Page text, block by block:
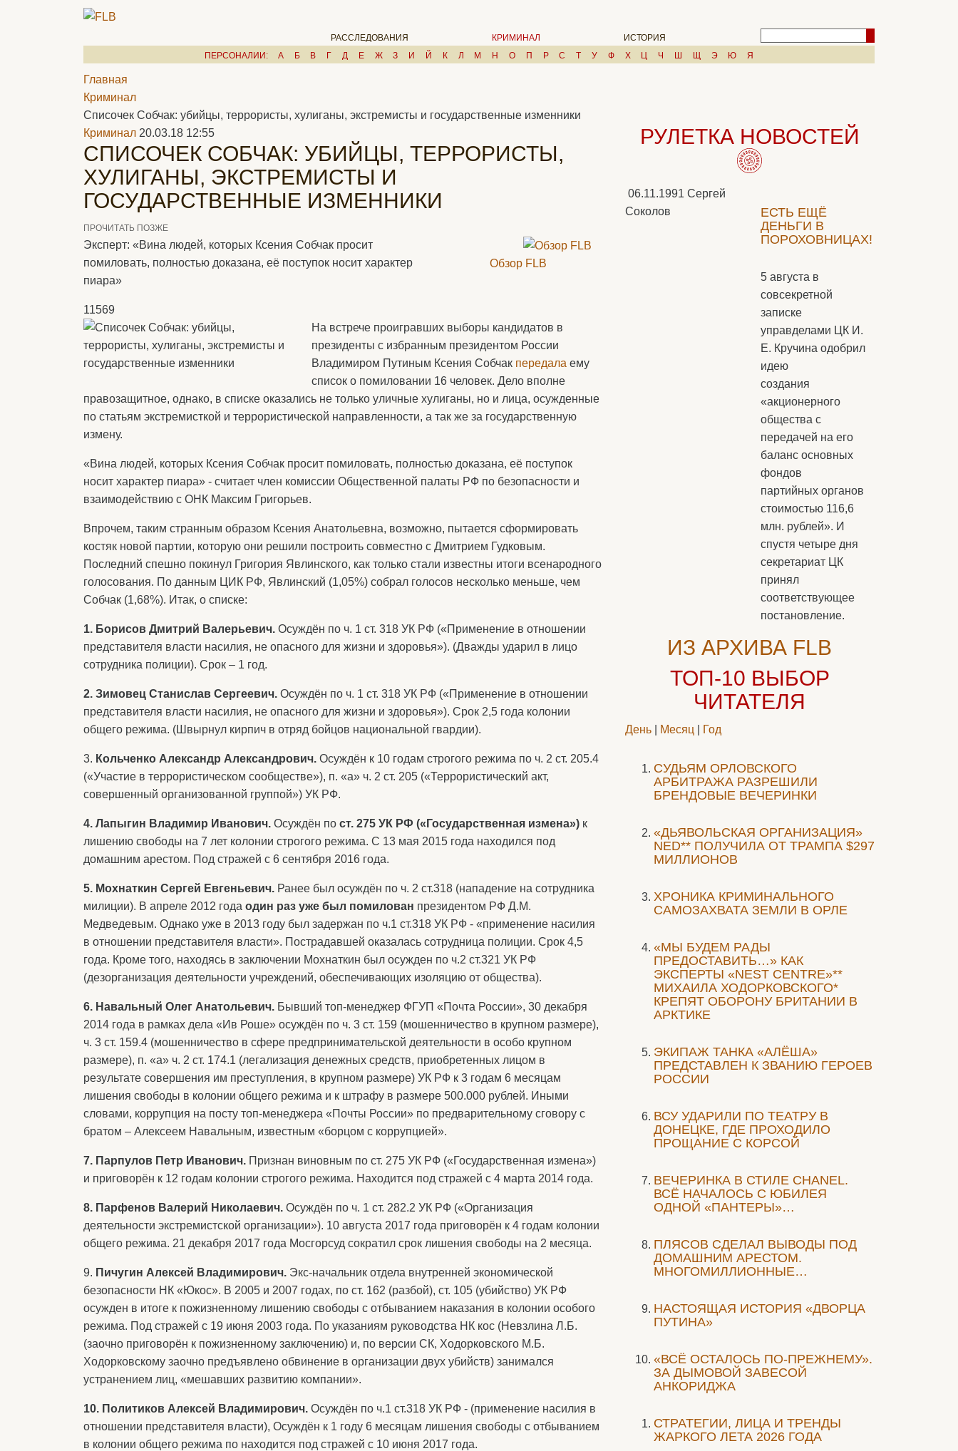
РАССЛЕДОВАНИЯ КРИМИНАЛ
ИСТОРИЯ
ПЕРСОНАЛИИ:
А Б В Г Д Е Ж З И Й К Л М Н О П Р С Т У Ф Х Ц Ч Ш Щ Э Ю Я
Главная
Криминал
Списочек Собчак: убийцы, террористы, хулиганы, экстремисты и государственные изменники
Криминал 20.03.18 12:55
СПИСОЧЕК СОБЧАК: УБИЙЦЫ, ТЕРРОРИСТЫ,
ХУЛИГАНЫ, ЭКСТРЕМИСТЫ И
ГОСУДАРСТВЕННЫЕ ИЗМЕННИКИ
ПРОЧИТАТЬ ПОЗЖЕ
Обзор FLB
Эксперт: «Вина людей, которых Ксения Собчак просит
помиловать, полностью доказана, её поступок носит характер
пиара»
11569
На встрече проигравших выборы кандидатов в
президенты с избранным президентом России
Владимиром Путиным Ксения Собчак передала ему
список о помиловании 16 человек. Дело вполне
правозащитное, однако, в списке оказались не только уличные хулиганы, но и лица, осужденные
по статьям экстремисткой и террористической направленности, а так же за государственную
измену.
«Вина людей, которых Ксения Собчак просит помиловать, полностью доказана, её поступок
носит характер пиара» - считает член комиссии Общественной палаты РФ по безопасности и
взаимодействию с ОНК Максим Григорьев.
Впрочем, таким странным образом Ксения Анатольевна, возможно, пытается сформировать
костяк новой партии, которую они решили построить совместно с Дмитрием Гудковым.
Последний спешно покинул Григория Явлинского, как только стали известны итоги всенародного
голосования. По данным ЦИК РФ, Явлинский (1,05%) собрал голосов несколько меньше, чем
Собчак (1,68%). Итак, о списке:
1. Борисов Дмитрий Валерьевич. Осуждён по ч. 1 ст. 318 УК РФ («Применение в отношении
представителя власти насилия, не опасного для жизни и здоровья»). (Дважды ударил в лицо
сотрудника полиции). Срок – 1 год.
2. Зимовец Станислав Сергеевич. Осуждён по ч. 1 ст. 318 УК РФ («Применение в отношении
представителя власти насилия, не опасного для жизни и здоровья»). Срок 2,5 года колонии
общего режима. (Швырнул кирпич в отряд бойцов национальной гвардии).
3. Кольченко Александр Александрович. Осуждён к 10 годам строгого режима по ч. 2 ст. 205.4
(«Участие в террористическом сообществе»), п. «а» ч. 2 ст. 205 («Террористический акт,
совершенный организованной группой») УК РФ.
4. Лапыгин Владимир Иванович. Осуждён по ст. 275 УК РФ («Государственная измена») к
лишению свободы на 7 лет колонии строгого режима. С 13 мая 2015 года находился под
домашним арестом. Под стражей с 6 сентября 2016 года.
5. Мохнаткин Сергей Евгеньевич. Ранее был осуждён по ч. 2 ст.318 (нападение на сотрудника
милиции). В апреле 2012 года один раз уже был помилован президентом РФ Д.М.
Медведевым. Однако уже в 2013 году был задержан по ч.1 ст.318 УК РФ - «применение насилия
в отношении представителя власти». Пострадавшей оказалась сотрудница полиции. Срок 4,5
года. Кроме того, находясь в заключении Мохнаткин был осужден по ч.2 ст.321 УК РФ
(дезорганизация деятельности учреждений, обеспечивающих изоляцию от общества).
6. Навальный Олег Анатольевич. Бывший топ-менеджер ФГУП «Почта России», 30 декабря
2014 года в рамках дела «Ив Роше» осуждён по ч. 3 ст. 159 (мошенничество в крупном размере),
ч. 3 ст. 159.4 (мошенничество в сфере предпринимательской деятельности в особо крупном
размере), п. «а» ч. 2 ст. 174.1 (легализация денежных средств, приобретенных лицом в
результате совершения им преступления, в крупном размере) УК РФ к 3 годам 6 месяцам
лишения свободы в колонии общего режима и к штрафу в размере 500.000 рублей. Иными
словами, коррупция на посту топ-менеджера «Почты России» по предварительному сговору с
братом – Алексеем Навальным, известным «борцом с коррупцией».
7. Парпулов Петр Иванович. Признан виновным по ст. 275 УК РФ («Государственная измена»)
и приговорён к 12 годам колонии строгого режима. Находится под стражей с 4 марта 2014 года.
8. Парфенов Валерий Николаевич. Осуждён по ч. 1 ст. 282.2 УК РФ («Организация
деятельности экстремистской организации»). 10 августа 2017 года приговорён к 4 годам колонии
общего режима. 21 декабря 2017 года Мосгорсуд сократил срок лишения свободы на 2 месяца.
9. Пичугин Алексей Владимирович. Экс-начальник отдела внутренней экономической
безопасности НК «Юкос». В 2005 и 2007 годах, по ст. 162 (разбой), ст. 105 (убийство) УК РФ
осужден в итоге к пожизненному лишению свободы с отбыванием наказания в колонии особого
режима. Под стражей с 19 июня 2003 года. По указаниям руководства НК кос (Невзлина Л.Б.
(заочно приговорён к пожизненному заключению) и, по версии СК, Ходорковского М.Б.
Ходорковскому заочно предъявлено обвинение в организации двух убийств) занимался
устранением лиц, «мешавших развитию компании».
10. Политиков Алексей Владимирович. Осуждён по ч.1 ст.318 УК РФ - (применение насилия в
отношении представителя власти), Осуждён к 1 году 6 месяцам лишения свободы с отбыванием
в колонии общего режима по находится под стражей с 10 июня 2017 года.
РУЛЕТКА НОВОСТЕЙ
06.11.1991 Сергей
Соколов
ЕСТЬ ЕЩЁ
ДЕНЬГИ В
ПОРОХОВНИЦАХ!
5 августа в
совсекретной
записке
управделами ЦК И.
Е. Кручина одобрил
идею
создания
«акционерного
общества с
передачей на его
баланс основных
фондов
партийных органов
стоимостью 116,6
млн. рублей». И
спустя четыре дня
секретариат ЦК
принял
соответствующее
постановление.
ИЗ АРХИВА FLB
ТОП-10 ВЫБОР
ЧИТАТЕЛЯ
День Месяц Год
CУДЬЯМ ОРЛОВСКОГО
АРБИТРАЖА РАЗРЕШИЛИ
БРЕНДОВЫЕ ВЕЧЕРИНКИ
«ДЬЯВОЛЬСКАЯ ОРГАНИЗАЦИЯ»
NED** ПОЛУЧИЛА ОТ ТРАМПА $297
МИЛЛИОНОВ
ХРОНИКА КРИМИНАЛЬНОГО
САМОЗАХВАТА ЗЕМЛИ В ОРЛЕ
«МЫ БУДЕМ РАДЫ
ПРЕДОСТАВИТЬ…» КАК
ЭКСПЕРТЫ «NEST CENTRE»**
МИХАИЛА ХОДОРКОВСКОГО*
КРЕПЯТ ОБОРОНУ БРИТАНИИ В
АРКТИКЕ
ЭКИПАЖ ТАНКА «АЛЁША»
ПРЕДСТАВЛЕН К ЗВАНИЮ ГЕРОЕВ
РОССИИ
ВСУ УДАРИЛИ ПО ТЕАТРУ В
ДОНЕЦКЕ, ГДЕ ПРОХОДИЛО
ПРОЩАНИЕ С КОРСОЙ
ВЕЧЕРИНКА В СТИЛЕ СHANEL.
ВСЁ НАЧАЛОСЬ С ЮБИЛЕЯ
ОДНОЙ «ПАНТЕРЫ»…
ПЛЯСОВ СДЕЛАЛ ВЫВОДЫ ПОД
ДОМАШНИМ АРЕСТОМ.
МНОГОМИЛЛИОННЫЕ…
НАСТОЯЩАЯ ИСТОРИЯ «ДВОРЦА
ПУТИНА»
«ВСЁ ОСТАЛОСЬ ПО-ПРЕЖНЕМУ».
ЗА ДЫМОВОЙ ЗАВЕСОЙ
АНКОРИДЖА
СТРАТЕГИИ, ЛИЦА И ТРЕНДЫ
ЖАРКОГО ЛЕТА 2026 ГОДА